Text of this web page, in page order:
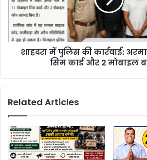
शाहदरा में पुलिस की कार्रवाई:
सिम कार्ड और 2 मोबाइल
Related Articles